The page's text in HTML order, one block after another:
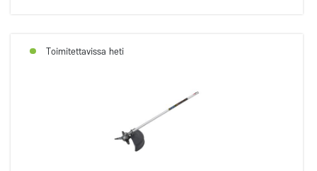
Toimitettavissa heti